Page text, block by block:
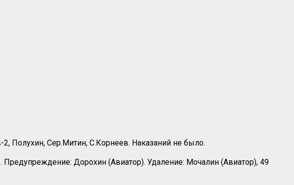
Полухин, Сер.Митин, С.Корнеев. Наказаний не было.
Дорохин (Авиатор). Удаление: Мочалин (Авиатор), 49